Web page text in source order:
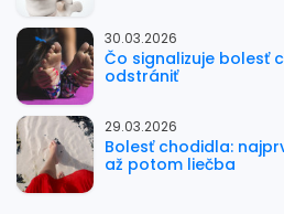
30.03.2026
Čo signalizuje bolesť
odstrániť
29.03.2026
Bolesť chodidla:
až potom liečba